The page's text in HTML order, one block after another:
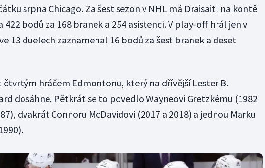
srpna Chicago. Za šest sezon v NHL má Draisaitl na kontě
422 bodů za 168 branek a 254 asistencí. V play-off hrál jen v
13 duelech zaznamenal 16 bodů za šest branek a deset
čtvrtým hráčem Edmontonu, který na dřívější Lester B.
dosáhne. Pětkrát se to povedlo Wayneovi Gretzkému (1982
dvakrát Connoru McDavidovi (2017 a 2018) a jednou Marku